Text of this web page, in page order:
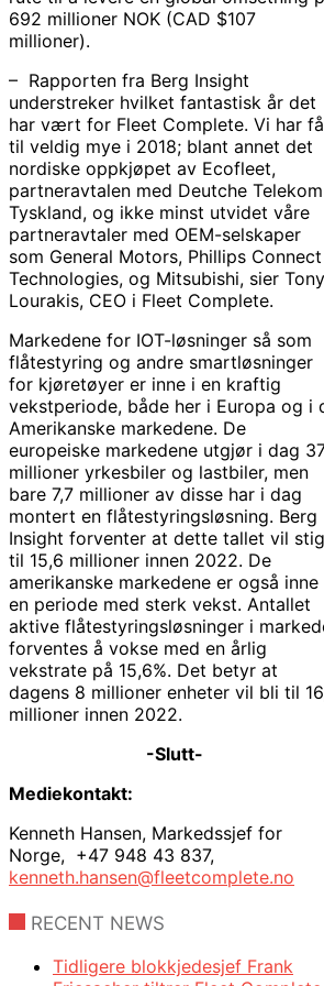
692 millioner NOK (CAD $107
millioner).
– Rapporten fra Berg Insight
understreker hvilket fantastisk år det
har vært for Fleet Complete. Vi har
til veldig mye i 2018; blant annet det
nordiske oppkjøpet av Ecofleet,
partneravtalen med Deutche
Tyskland, og ikke minst utvidet våre
partneravtaler med OEM-selskaper
som General Motors, Phillips Connect
Technologies, og Mitsubishi, sier Tony
Lourakis, CEO i Fleet Complete.
Markedene for IOT-løsninger så som
flåtestyring og andre smartløsninger
for kjøretøyer er inne i en kraftig
vekstperiode, både her i Europa og i
Amerikanske markedene. De
europeiske markedene utgjør i dag
millioner yrkesbiler og lastbiler, men
bare 7,7 millioner av disse har i dag
montert en flåtestyringsløsning. Berg
Insight forventer at dette tallet vil
til 15,6 millioner innen 2022. De
amerikanske markedene er også inne
en periode med sterk vekst. Antallet
aktive flåtestyringsløsninger i
forventes å vokse med en årlig
vekstrate på 15,6%. Det betyr at
dagens 8 millioner enheter vil bli til
millioner innen 2022.
-Slutt-
Mediekontakt:
Kenneth Hansen, Markedssjef for
Norge, +47 948 43 837,
kenneth.hansen@fleetcomplete.no
RECENT NEWS
Tidligere blokkjedesjef Frank